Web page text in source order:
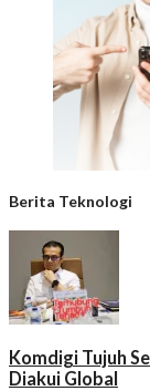
Berita Teknologi
Komdigi Tujuh
Diakui Global